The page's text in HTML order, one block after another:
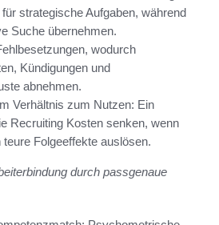
strategische Aufgaben, während
Suche übernehmen.
wodurch
Kündigungen und
abnehmen.
Verhältnis zum Nutzen: Ein
Recruiting Kosten senken, wenn
teure Folgeeffekte auslösen.
durch passgenaue